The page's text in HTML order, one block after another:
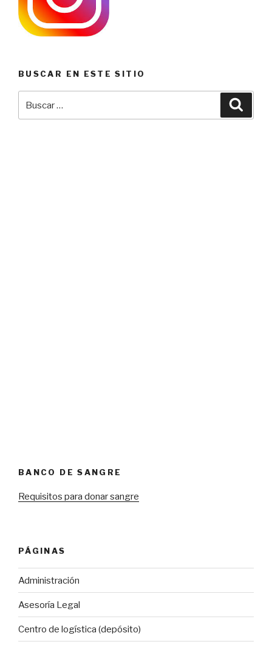
BUSCAR EN ESTE SITIO
por:
BANCO DE SANGRE
Requisitos para donar sangre
PÁGINAS
Administración
Asesoría Legal
Centro de logística (depósito)